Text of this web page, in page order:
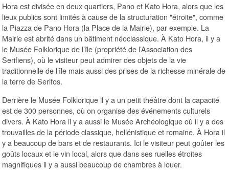
Hora est divisée en deux quartiers, Pano et Kato Hora, alors que les
lieux publics sont limités à cause de la structuration "étroite", comme
la Piazza de Pano Hora (la Place de la Mairie), par exemple. La
Mairie est abrité dans un bâtiment néoclassique. À Kato Hora, il y a
le Musée Folklorique de l’île (propriété de l’Association des
Serifiens), où le visiteur peut admirer des objets de la vie
traditionnelle de l’île mais aussi des prises de la richesse minérale de
la terre de Serifos.
Derrière le Musée Folklorique il y a un petit théâtre dont la capacité
est de 300 personnes, où on organise des événements culturels
divers. À Kato Hora il y a aussi le Musée Archéologique où il y a des
trouvailles de la période classique, hellénistique et romaine. À Hora il
y a beaucoup de bars et de restaurants. Ici le visiteur peut goûter les
goûts locaux et le vin local, alors que dans ses ruelles étroites
magnifiques il y a aussi beaucoup de chambres à louer.